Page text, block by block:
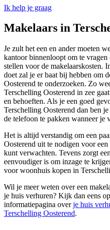
Ik help je graag
Makelaars in
Je zult het een en ander moeten
kantoor binnenloopt om te
stellen voor de makelaarskosten.
doet zal je er baat bij hebben om
Oosterend te onderzoeken. Zo
Terschelling Oosterend in zee
en behoeften. Als je een goed
Terschelling Oosterend dan ben
de telefoon te pakken wanneer je
Het is altijd verstandig om een
Oosterend uit te nodigen voor
kunt verwachten. Tevens zorgt
eenvoudiger is om inzage te
voor woonhuis kopen in
Wil je meer weten over een
je huis verhuren? Kijk dan eens
informatiepagina overje huis
Terschelling Oosterend.